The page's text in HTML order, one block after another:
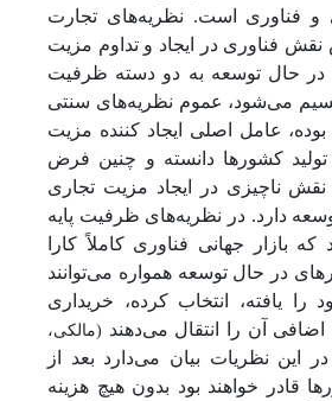
و فناوری است. نظریه‌های تجارت
فناوری در ایجاد و تداوم مزیت
حال توسعه به دو دسته ظرفیت
تقسیم می‌شود، عموم نظریه‌های سنتی
عامل اصلی ایجاد کننده مزیت
کشورها دانسته و چنین فرض
ناچیزی در ایجاد مزیت تجاری
دارد. در نظریه‌های ظرفیت پایه
بازار جهانی فناوری کاملاً کارا
در حال توسعه همواره می‌توانند
را یافته، انتخاب کرده، خریداری
اضافی آن را انتقال می‌دهند (مالکی،
این نظریات بیان می‌دارد بعد از
قادر خواهند بود بدون هیچ هزینه